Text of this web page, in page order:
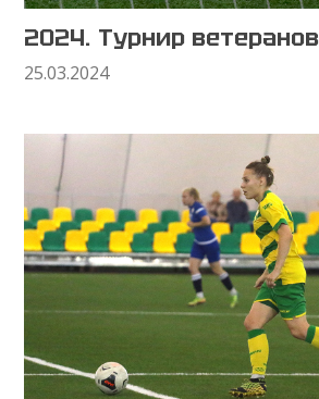
2024. Турнир ветеранов
25.03.2024